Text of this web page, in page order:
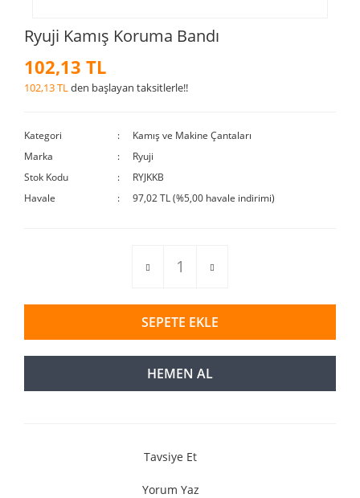
Ryuji Kamış Koruma Bandı
102,13 TL
102,13 TLden başlayan taksitlerle!!
Kategori
Kamış ve Makine Çantaları
Marka
Ryuji
Stok Kodu
RYJKKB
Havale
97,02 TL (%5,00 havale indirimi)
SEPETE EKLE
HEMEN AL
Tavsiye Et
Yorum Yaz